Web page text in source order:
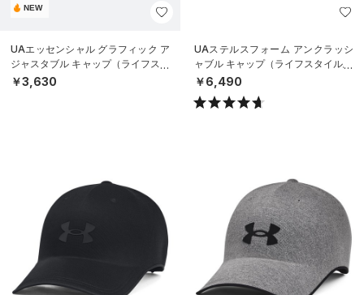
NEW
UAエッセンシャル グラフィック ア
ジャスタブル キャップ（ライフスタ
イル/UNISEX）
￥3,630
UAステルスフォーム アンクラッシ
ャブル キャップ（ライフスタイル/U
NISEX）
￥6,490